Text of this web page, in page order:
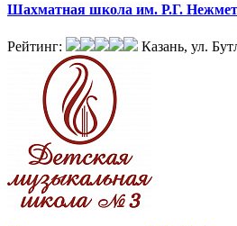
Шахматная школа им. Р.Г.
Рейтинг: Казань, ул.